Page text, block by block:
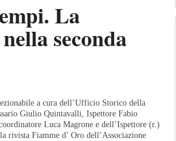
La
seconda
a cura dell’Ufficio Storico della
Giulio Quintavalli, Ispettore Fabio
Luca Magrone e dell’Ispettore (r.)
rivista Fiamme d’ Oro dell’Associazione